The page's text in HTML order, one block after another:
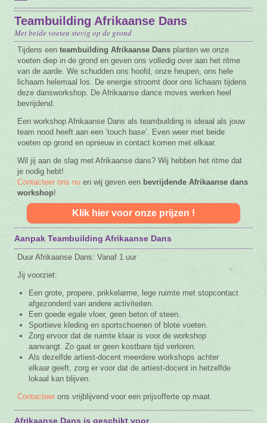
Vacature
Contact
Teambuilding Afrikaanse Dans
Met beide voeten stevig op de grond
Tijdens een teambuilding Afrikaanse Dans planten we onze
voeten diep in de grond en geven ons volledig over aan het ritme
van de aarde. We schudden ons hoofd, onze heupen, ons hele
lichaam helemaal los. De energie stroomt door ons lichaam tijdens
deze dansworkshop. De Afrikaanse dance moves werken heel
bevrijdend.
Een workshop Afrikaanse Dans als teambuilding is ideaal als jouw
team nood heeft aan een ’touch base’. Even weer met beide
voeten op grond en opnieuw in contact komen met elkaar.
Wil jij aan de slag met Afrikaanse dans? Wij hebben het ritme dat
je nodig hebt!
Contacteer ons nu en wij geven een bevrijdende Afrikaanse dans
workshop!
Klik hier voor onze prijzen !
Aanpak Teambuilding Afrikaanse Dans
Duur Afrikaanse Dans: Vanaf 1 uur
Jij voorziet:
Een grote, propere, prikkelarme, lege ruimte met stopcontact
afgezonderd van andere activiteiten.
Een goede egale vloer, geen beton of steen.
Sportieve kleding en sportschoenen of blote voeten.
Zorg ervoor dat de ruimte klaar is voor de workshop
aanvangt. Zo gaat er geen kostbare tijd verloren.
Als dezelfde artiest-docent meerdere workshops achter
elkaar geeft, zorg er voor dat de artiest-docent in hetzelfde
lokaal kan blijven.
Contacteer ons vrijblijvend voor een prijsofferte op maat.
Afrikaanse Dans is geschikt voor